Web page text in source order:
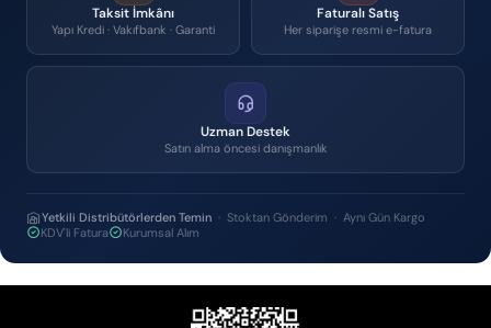
Taksit İmkânı
Yapı Kredi · Vakıfbank · Garanti
Faturalı Satış
Her siparişe resmi e-fatura
Uzman Destek
Satın alma öncesi danışmanlık
Yetkili Distribütörlerden Temin · Stoktan Gönderim · Aynı Gün Kargo
KDV'li Fatura
Kurumsal Alım